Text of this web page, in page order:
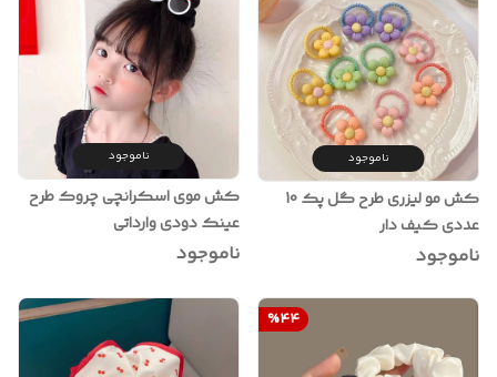
ناموجود
کش مو لیزری طرح گل پک 10
عددی کیف دار
ناموجود
ناموجود
کش موی اسکرانچی چروک طرح
عینک دودی وارداتی
ناموجود
%44